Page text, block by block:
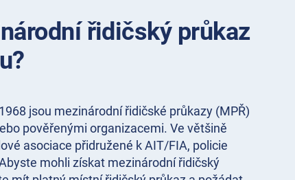
řidičský průkaz
jsou mezinárodní řidičské průkazy (MPŘ)
pověřenými organizacemi. Ve většině
asociace přidružené k AIT/FIA, policie
mohli získat mezinárodní řidičský